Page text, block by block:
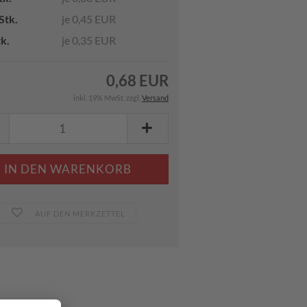
je 0,45 EUR
je 0,35 EUR
0,68 EUR
inkl. 19% MwSt. zzgl. Versand
AUF DEN MERKZETTEL